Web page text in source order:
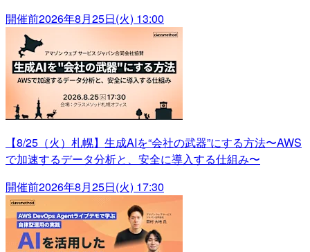
開催前2026年8月25日(火) 13:00
【8/25（火）札幌】生成AIを“会社の武器”にする方法〜AWS
で加速するデータ分析と、安全に導入する仕組み〜
開催前2026年8月25日(火) 17:30